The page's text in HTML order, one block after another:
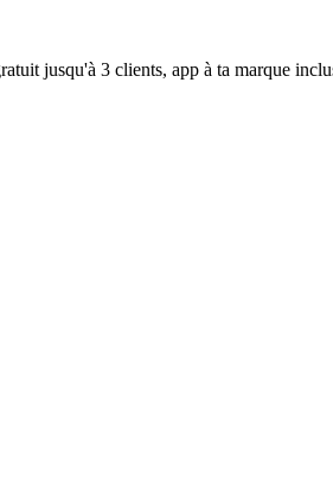
jusqu'à 3 clients, app à ta marque